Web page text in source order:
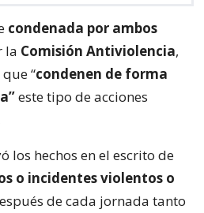
condenada por ambos
la Comisión Antiviolencia,
“condenen de forma
este tipo de acciones
los hechos en el escrito de
o incidentes violentos o
de cada jornada tanto